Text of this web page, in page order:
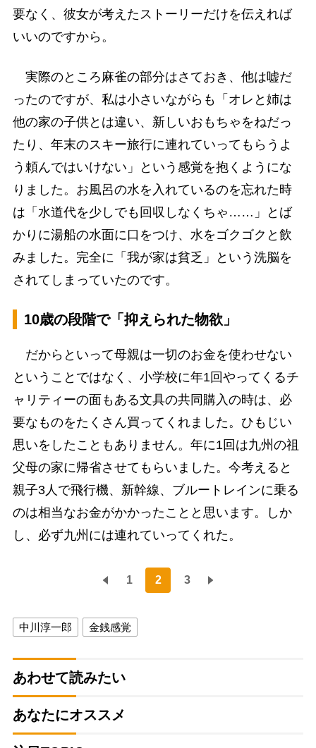
要なく、彼女が考えたストーリーだけを伝えれば
いいのですから。
実際のところ麻雀の部分はさておき、他は嘘だ
ったのですが、私は小さいながらも「オレと姉は
他の家の子供とは違い、新しいおもちゃをねだっ
たり、年末のスキー旅行に連れていってもらうよ
う頼んではいけない」という感覚を抱くようにな
りました。お風呂の水を入れているのを忘れた時
は「水道代を少しでも回収しなくちゃ……」とば
かりに湯船の水面に口をつけ、水をゴクゴクと飲
みました。完全に「我が家は貧乏」という洗脳を
されてしまっていたのです。
10歳の段階で「抑えられた物欲」
だからといって母親は一切のお金を使わせない
ということではなく、小学校に年1回やってくるチ
ャリティーの面もある文具の共同購入の時は、必
要なものをたくさん買ってくれました。ひもじい
思いをしたこともありません。年に1回は九州の祖
父母の家に帰省させてもらいました。今考えると
親子3人で飛行機、新幹線、ブルートレインに乗る
のは相当なお金がかかったことと思います。しか
し、必ず九州には連れていってくれた。
1 2 3
中川淳一郎 金銭感覚
あわせて読みたい
あなたにオススメ